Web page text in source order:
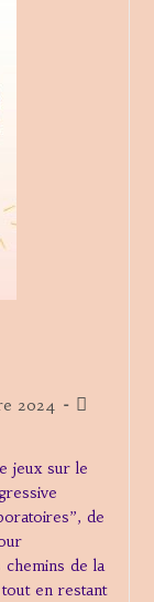
2024
Post
jeux sur le
de
de la
en restant